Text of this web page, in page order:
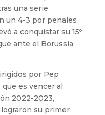
una serie
un 4-3 por penales
a conquistar su 15º
ante el Borussia
por Pep
es vencer al
2022-2023,
su primer